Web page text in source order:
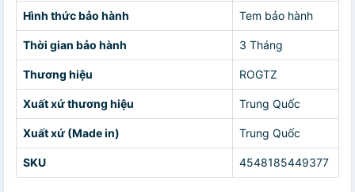
Hình thức bảo hành Tem bảo hành
Thời gian bảo hành 3 Tháng
Thương hiệu ROGTZ
Xuất xứ thương hiệu Trung Quốc
Xuất xứ (Made in) Trung Quốc
SKU 4548185449377